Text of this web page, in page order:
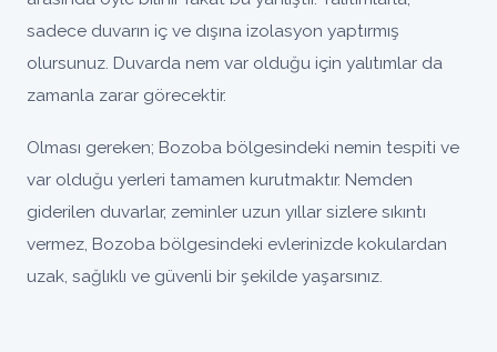
sadece duvarın iç ve dışına izolasyon yaptırmış
olursunuz. Duvarda nem var olduğu için yalıtımlar da
zamanla zarar görecektir.
Olması gereken; Bozoba bölgesindeki nemin tespiti ve
var olduğu yerleri tamamen kurutmaktır. Nemden
giderilen duvarlar, zeminler uzun yıllar sizlere sıkıntı
vermez, Bozoba bölgesindeki evlerinizde kokulardan
uzak, sağlıklı ve güvenli bir şekilde yaşarsınız.